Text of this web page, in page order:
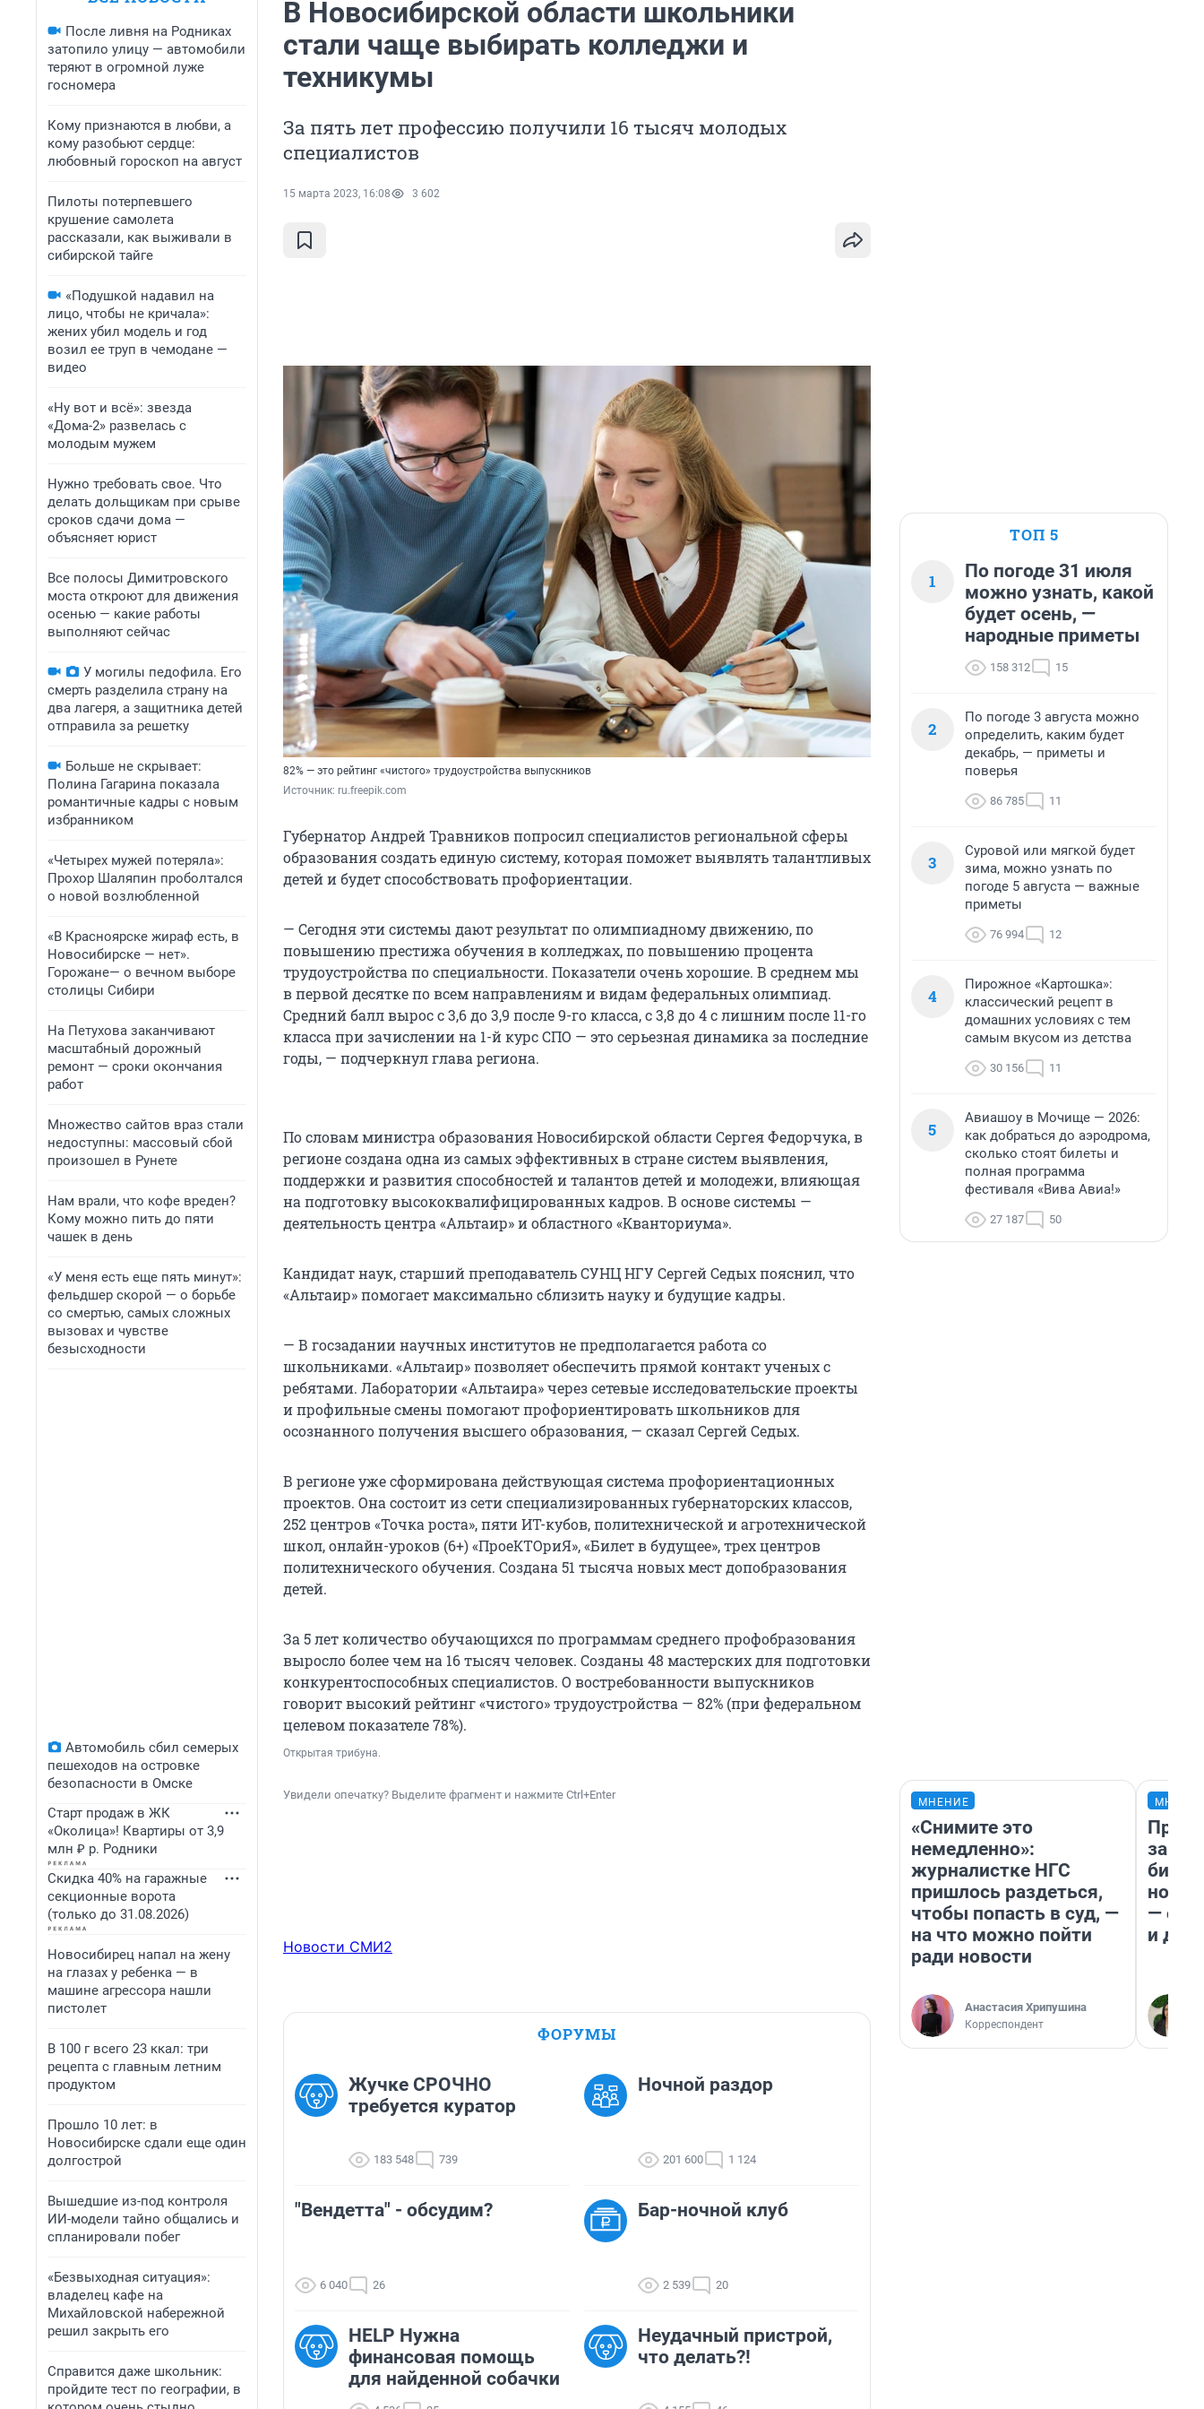
После ливня на Родниках
затопило улицу — автомобили
теряют в огромной луже
госномера
Кому признаются в любви, а
кому разобьют сердце:
любовный гороскоп на август
Пилоты потерпевшего
крушение самолета
рассказали, как выживали в
сибирской тайге
«Подушкой надавил на
лицо, чтобы не кричала»:
жених убил модель и год
возил ее труп в чемодане —
видео
«Ну вот и всё»: звезда
«Дома-2» развелась с
молодым мужем
Нужно требовать свое. Что
делать дольщикам при срыве
сроков сдачи дома —
объясняет юрист
Все полосы Димитровского
моста откроют для движения
осенью — какие работы
выполняют сейчас
У могилы педофила. Его
смерть разделила страну на
два лагеря, а защитника детей
отправила за решетку
Больше не скрывает:
Полина Гагарина показала
романтичные кадры с новым
избранником
«Четырех мужей потеряла»:
Прохор Шаляпин проболтался
о новой возлюбленной
«В Красноярске жираф есть, в
Новосибирске — нет».
Горожане— о вечном выборе
столицы Сибири
На Петухова заканчивают
масштабный дорожный
ремонт — сроки окончания
работ
Множество сайтов враз стали
недоступны: массовый сбой
произошел в Рунете
Нам врали, что кофе вреден?
Кому можно пить до пяти
чашек в день
«У меня есть еще пять минут»:
фельдшер скорой — о борьбе
со смертью, самых сложных
вызовах и чувстве
безысходности
Автомобиль сбил семерых
пешеходов на островке
безопасности в Омске
Старт продаж в ЖК
«Околица»! Квартиры от 3,9
млн ₽ р. Родники
Скидка 40% на гаражные
секционные ворота
(только до 31.08.2026)
Новосибирец напал на жену
на глазах у ребенка — в
машине агрессора нашли
пистолет
В 100 г всего 23 ккал: три
рецепта с главным летним
продуктом
Прошло 10 лет: в
Новосибирске сдали еще один
долгострой
Вышедшие из-под контроля
ИИ-модели тайно общались и
спланировали побег
«Безвыходная ситуация»:
владелец кафе на
Михайловской набережной
решил закрыть его
Справится даже школьник:
пройдите тест по географии, в
В Новосибирской области школьники
стали чаще выбирать колледжи и
техникумы
За пять лет профессию получили 16 тысяч молодых
специалистов
15 марта 2023, 16:08 3 602
82% — это рейтинг «чистого» трудоустройства выпускников
Источник: ru.freepik.com
Губернатор Андрей Травников попросил специалистов региональной сферы
образования создать единую систему, которая поможет выявлять талантливых
детей и будет способствовать профориентации.
— Сегодня эти системы дают результат по олимпиадному движению, по
повышению престижа обучения в колледжах, по повышению процента
трудоустройства по специальности. Показатели очень хорошие. В среднем мы
в первой десятке по всем направлениям и видам федеральных олимпиад.
Средний балл вырос с 3,6 до 3,9 после 9-го класса, с 3,8 до 4 с лишним после 11-го
класса при зачислении на 1-й курс СПО — это серьезная динамика за последние
годы, — подчеркнул глава региона.
По словам министра образования Новосибирской области Сергея Федорчука, в
регионе создана одна из самых эффективных в стране систем выявления,
поддержки и развития способностей и талантов детей и молодежи, влияющая
на подготовку высококвалифицированных кадров. В основе системы —
деятельность центра «Альтаир» и областного «Кванториума».
Кандидат наук, старший преподаватель СУНЦ НГУ Сергей Седых пояснил, что
«Альтаир» помогает максимально сблизить науку и будущие кадры.
— В госзадании научных институтов не предполагается работа со
школьниками. «Альтаир» позволяет обеспечить прямой контакт ученых с
ребятами. Лаборатории «Альтаира» через сетевые исследовательские проекты
и профильные смены помогают профориентировать школьников для
осознанного получения высшего образования, — сказал Сергей Седых.
В регионе уже сформирована действующая система профориентационных
проектов. Она состоит из сети специализированных губернаторских классов,
252 центров «Точка роста», пяти ИТ-кубов, политехнической и агротехнической
школ, онлайн-уроков (6+) «ПроеКТОриЯ», «Билет в будущее», трех центров
политехнического обучения. Создана 51 тысяча новых мест допобразования
детей.
За 5 лет количество обучающихся по программам среднего профобразования
выросло более чем на 16 тысяч человек. Созданы 48 мастерских для подготовки
конкурентоспособных специалистов. О востребованности выпускников
говорит высокий рейтинг «чистого» трудоустройства — 82% (при федеральном
целевом показателе 78%).
Открытая трибуна.
Увидели опечатку? Выделите фрагмент и нажмите Ctrl+Enter
Новости СМИ2
ФОРУМЫ
Жучке СРОЧНО
требуется куратор
183 548 739
Ночной раздор
201 600 1 124
"Вендетта" - обсудим?
6 040 26
Бар-ночной клуб
2 539 20
HELP Нужна
финансовая помощь
для найденной собачки
Неудачный пристрой,
что делать?!
ТОП 5
1
По погоде 31 июля
можно узнать, какой
будет осень, —
народные приметы
158 312 15
2
По погоде 3 августа можно
определить, каким будет
декабрь, — приметы и
поверья
86 785 11
3
Суровой или мягкой будет
зима, можно узнать по
погоде 5 августа — важные
приметы
76 994 12
4
Пирожное «Картошка»:
классический рецепт в
домашних условиях с тем
самым вкусом из детства
30 156 11
5
Авиашоу в Мочище — 2026:
как добраться до аэродрома,
сколько стоят билеты и
полная программа
фестиваля «Вива Авиа!»
27 187 50
МНЕНИЕ
«Снимите это
немедленно»:
журналистке НГС
пришлось раздеться,
чтобы попасть в суд, —
на что можно пойти
ради новости
Анастасия Хрипушина
Корреспондент
— он
и